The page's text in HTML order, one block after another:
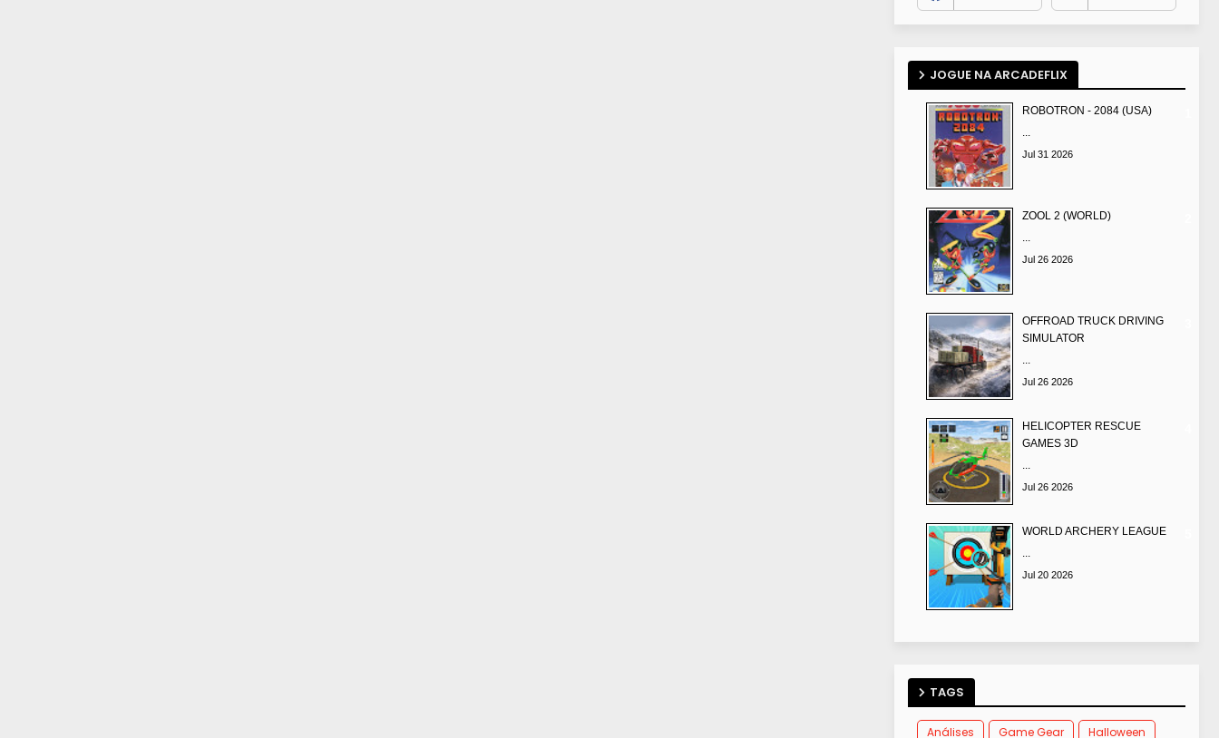
JOGUE NA ARCADEFLIX
ROBOTRON - 2084 (USA)
Jul 31 2026
ZOOL 2 (WORLD)
Jul 26 2026
OFFROAD TRUCK DRIVING
SIMULATOR
Jul 26 2026
HELICOPTER RESCUE
GAMES 3D
Jul 26 2026
WORLD ARCHERY LEAGUE
Jul 20 2026
TAGS
Análises Game Gear
Halloween